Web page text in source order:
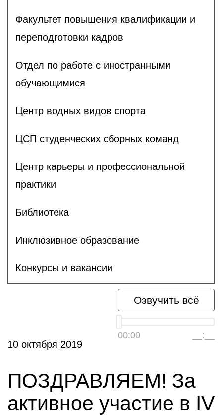
Факультет повышения квалификации и
переподготовки кадров
Отдел по работе с иностранными
обучающимися
Центр водных видов спорта
ЦСП студенческих сборных команд
Центр карьеры и профессиональной
практики
Библиотека
Инклюзивное образование
Конкурсы и вакансии
Озвучить всё
00:00 __:__
10 октября 2019
ПОЗДРАВЛЯЕМ! За
активное участие в IV